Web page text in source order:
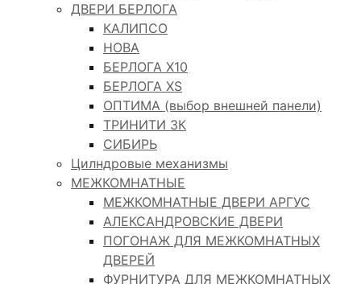
ДВЕРИ БЕРЛОГА
КАЛИПСО
НОВА
БЕРЛОГА Х10
БЕРЛОГА XS
ОПТИМА (выбор внешней панели)
ТРИНИТИ 3К
СИБИРЬ
Цилндровые механизмы
МЕЖКОМНАТНЫЕ
МЕЖКОМНАТНЫЕ ДВЕРИ АРГУС
АЛЕКСАНДРОВСКИЕ ДВЕРИ
ПОГОНАЖ ДЛЯ МЕЖКОМНАТНЫХ
ДВЕРЕЙ
ФУРНИТУРА ДЛЯ МЕЖКОМНАТНЫХ